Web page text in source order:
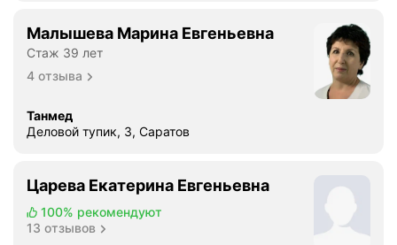
Малышева Марина Евгеньевна
Стаж 39 лет
4 отзыва
Танмед
Деловой тупик, 3, Саратов
Царева Екатерина Евгеньевна
100% рекомендуют
13 отзывов